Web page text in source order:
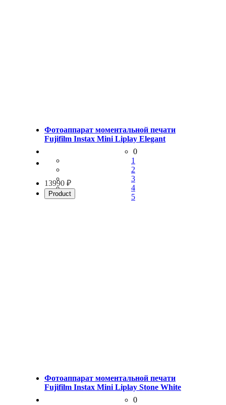
Фотоаппарат моментальной печати
Fujifilm Instax Mini Liplay Elegant
0
1
2
3
4
5
13990 ₽
Product
Фотоаппарат моментальной печати
Fujifilm Instax Mini Liplay Stone White
0